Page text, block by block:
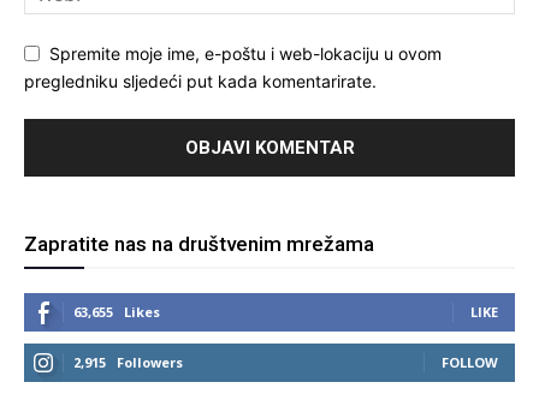
Spremite moje ime, e-poštu i web-lokaciju u ovom
pregledniku sljedeći put kada komentarirate.
Zapratite nas na društvenim mrežama
63,655 Likes LIKE
2,915 Followers FOLLOW